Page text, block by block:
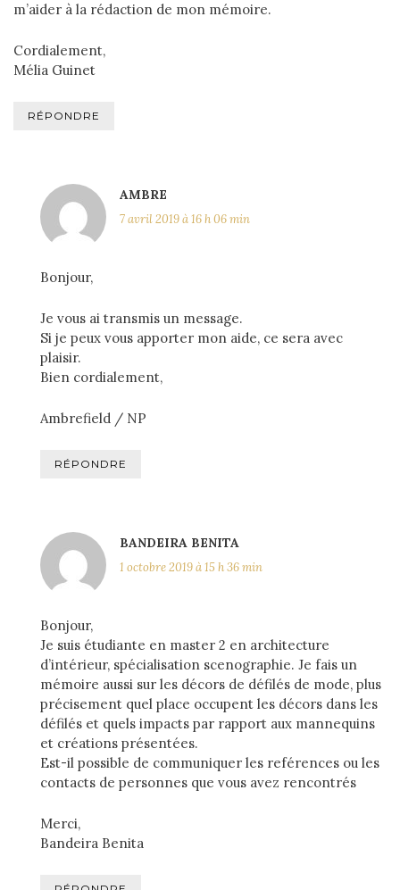
m’aider à la rédaction de mon mémoire.
Cordialement,
Mélia Guinet
RÉPONDRE
AMBRE
7 avril 2019 à 16 h 06 min
Bonjour,
Je vous ai transmis un message.
Si je peux vous apporter mon aide, ce sera avec
plaisir.
Bien cordialement,
Ambrefield / NP
RÉPONDRE
BANDEIRA BENITA
1 octobre 2019 à 15 h 36 min
Bonjour,
Je suis étudiante en master 2 en architecture
d’intérieur, spécialisation scenographie. Je fais un
mémoire aussi sur les décors de défilés de mode, plus
précisement quel place occupent les décors dans les
défilés et quels impacts par rapport aux mannequins
et créations présentées.
Est-il possible de communiquer les reférences ou les
contacts de personnes que vous avez rencontrés
Merci,
Bandeira Benita